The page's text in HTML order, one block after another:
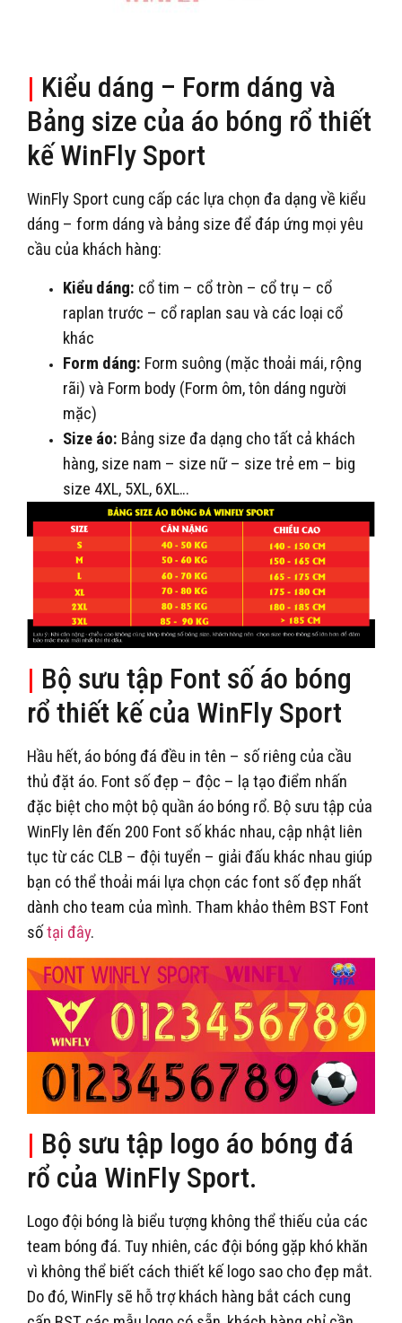
| Kiểu dáng – Form dáng và
Bảng size của áo bóng rổ thiết
kế WinFly Sport
WinFly Sport cung cấp các lựa chọn đa dạng về kiểu
dáng – form dáng và bảng size để đáp ứng mọi yêu
cầu của khách hàng:
Kiểu dáng: cổ tim – cổ tròn – cổ trụ – cổ
raplan trước – cổ raplan sau và các loại cổ
khác
Form dáng: Form suông (mặc thoải mái, rộng
rãi) và Form body (Form ôm, tôn dáng người
mặc)
Size áo: Bảng size đa dạng cho tất cả khách
hàng, size nam – size nữ – size trẻ em – big
size 4XL, 5XL, 6XL…
| Bộ sưu tập Font số áo bóng
rổ thiết kế của WinFly Sport
Hầu hết, áo bóng đá đều in tên – số riêng của cầu
thủ đặt áo. Font số đẹp – độc – lạ tạo điểm nhấn
đặc biệt cho một bộ quần áo bóng rổ. Bộ sưu tập của
WinFly lên đến 200 Font số khác nhau, cập nhật liên
tục từ các CLB – đội tuyển – giải đấu khác nhau giúp
bạn có thể thoải mái lựa chọn các font số đẹp nhất
dành cho team của mình. Tham khảo thêm BST Font
sốtại đây.
| Bộ sưu tập logo áo bóng đá
rổ của WinFly Sport.
Logo đội bóng là biểu tượng không thể thiếu của các
team bóng đá. Tuy nhiên, các đội bóng gặp khó khăn
vì không thể biết cách thiết kế logo sao cho đẹp mắt.
Do đó, WinFly sẽ hỗ trợ khách hàng bắt cách cung